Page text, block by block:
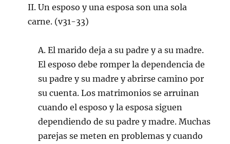
II. Un esposo y una esposa son una sola
carne. (v31-33)
A. El marido deja a su padre y a su madre.
El esposo debe romper la dependencia de
su padre y su madre y abrirse camino por
su cuenta. Los matrimonios se arruinan
cuando el esposo y la esposa siguen
dependiendo de su padre y madre. Muchas
parejas se meten en problemas y cuando